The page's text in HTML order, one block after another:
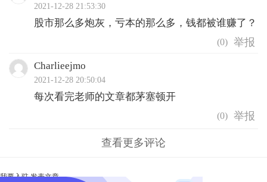
2021-12-28 21:53:30
股市那么多炮灰，亏本的那么多，钱都被谁赚了？
(0)
Charlieejmo
2021-12-28 20:50:04
每次看完老师的文章都茅塞顿开
(0)
查看更多评论
我要入驻 发表文章